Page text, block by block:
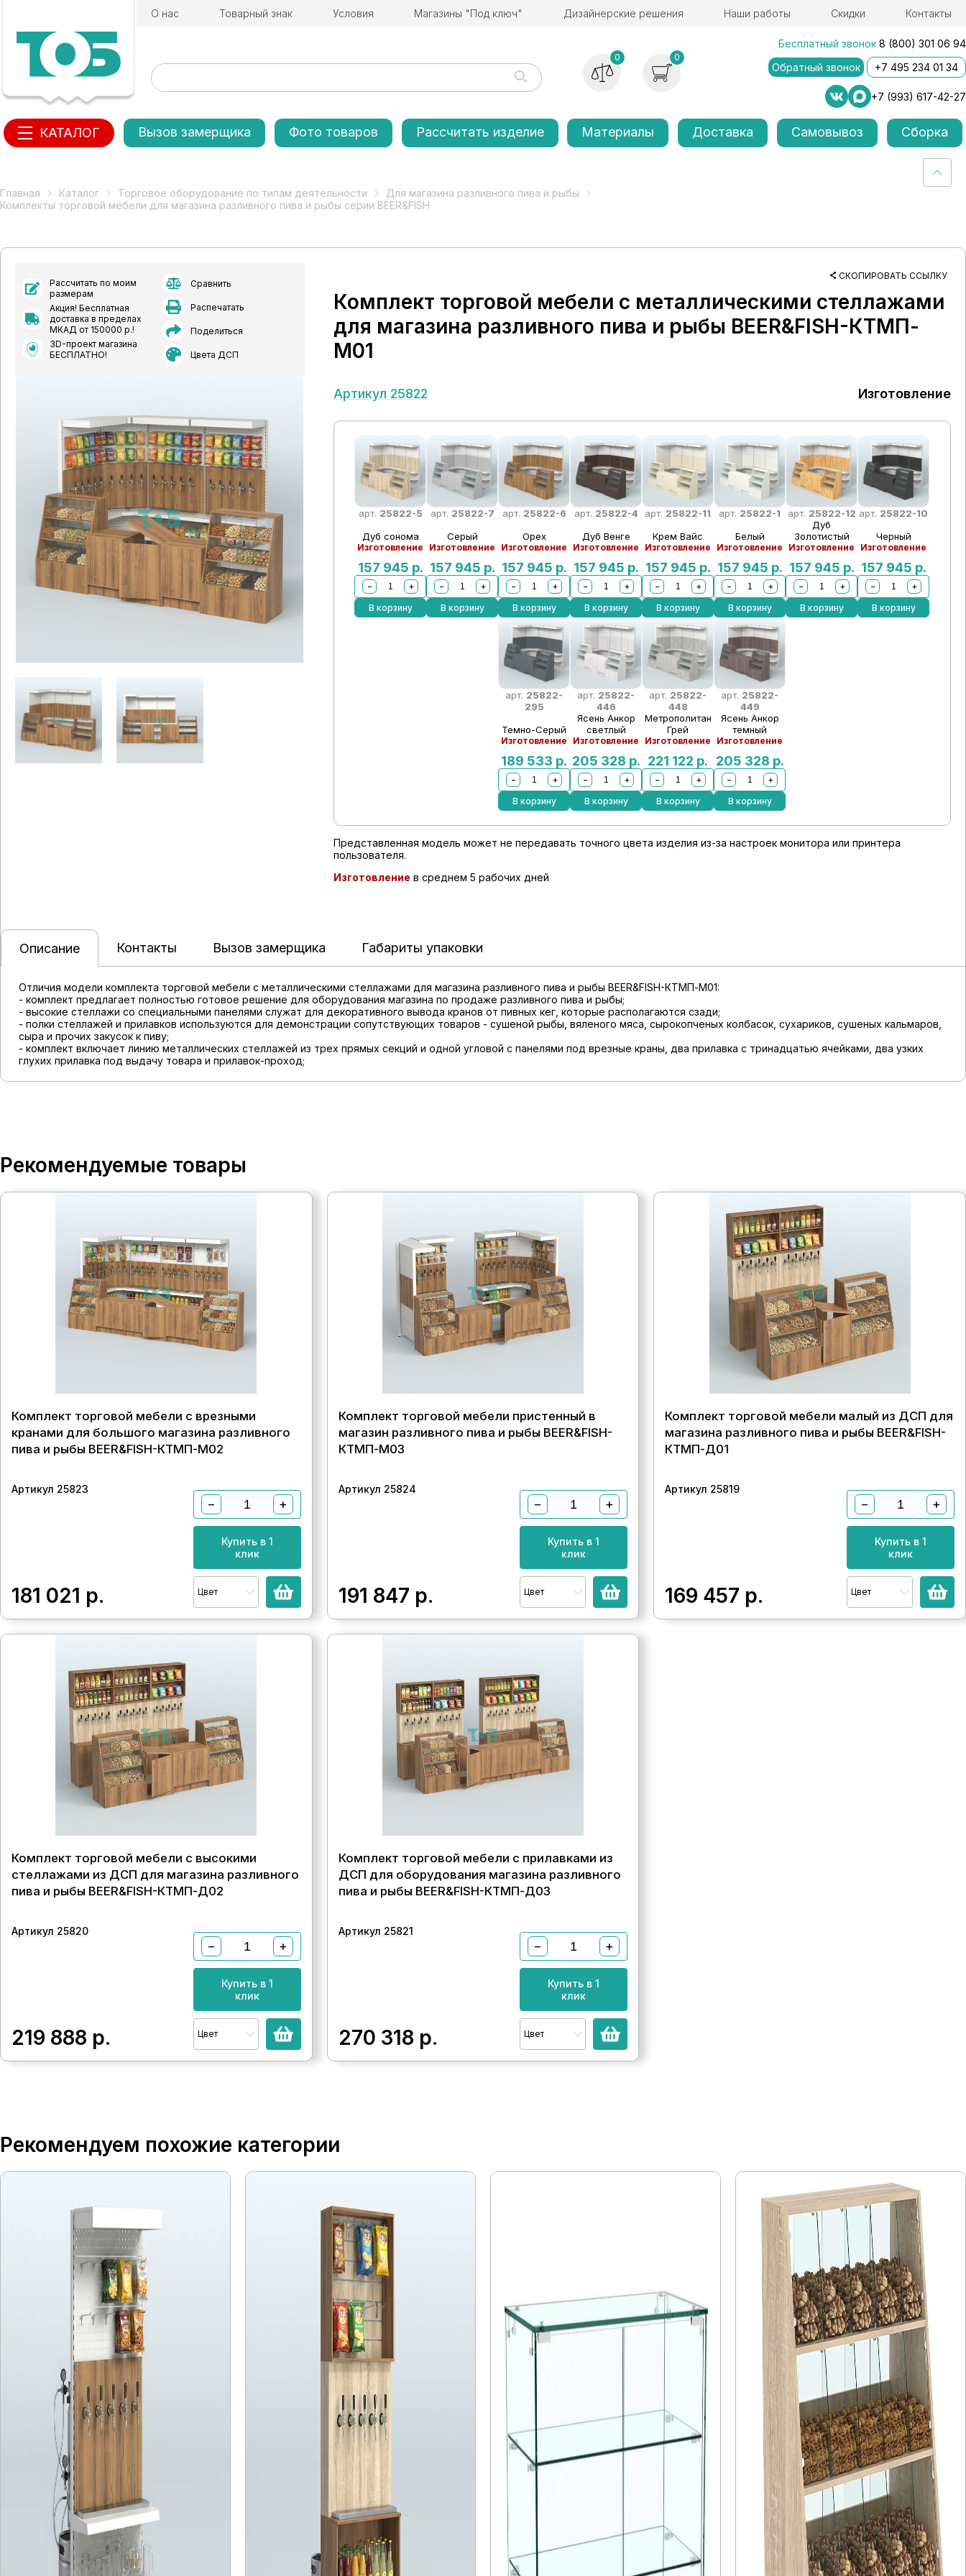
О нас Товарный знак Условия Магазины "Под ключ" Дизайнерские решения Наши работы Скидки Контакты
0 0
Бесплатный звонок 8 (800) 301 06 94
Обратный звонок
+7 495 234 01 34
+7 (993) 617-42-27
КАТАЛОГ Вызов замерщика Фото товаров Рассчитать изделие Материалы Доставка Самовывоз Сборка
Главная Каталог Торговое оборудование по типам деятельности
Для магазина разливного пива и рыбы
Комплекты торговой мебели для магазина разливного пива и рыбы серии BEER&FISH
Рассчитать по моим
размерам
Акция! Бесплатная
доставка в пределах
МКАД от 150000 р.!
3D-проект магазина
БЕСПЛАТНО!
Сравнить
Распечатать
Поделиться
Цвета ДСП
СКОПИРОВАТЬ ССЫЛКУ
Комплект торговой мебели с металлическими стеллажами
для магазина разливного пива и рыбы BEER&FISH-КТМП-
М01
Артикул 25822 Изготовление
арт. 25822-5
Дуб сонома
Изготовление
157 945 р.
−
+
В корзину
арт. 25822-7
Серый
Изготовление
157 945 р.
−
+
В корзину
арт. 25822-6
Орех
Изготовление
157 945 р.
−
+
В корзину
арт. 25822-4
Дуб Венге
Изготовление
157 945 р.
−
+
В корзину
арт. 25822-11
Крем Вайс
Изготовление
157 945 р.
−
+
В корзину
арт. 25822-1
Белый
Изготовление
157 945 р.
−
+
В корзину
арт. 25822-12
Дуб
Золотистый
Изготовление
157 945 р.
−
+
В корзину
арт. 25822-10
Черный
Изготовление
157 945 р.
−
+
В корзину
арт. 25822-
295
Темно-Серый
Изготовление
189 533 р.
−
+
В корзину
арт. 25822-
446
Ясень Анкор
светлый
Изготовление
205 328 р.
−
+
В корзину
арт. 25822-
448
Метрополитан
Грей
Изготовление
221 122 р.
−
+
В корзину
арт. 25822-
449
Ясень Анкор
темный
Изготовление
205 328 р.
−
+
В корзину
Представленная модель может не передавать точного цвета изделия из-за настроек монитора или принтера
пользователя.
Изготовление в среднем 5 рабочих дней
Описание Контакты Вызов замерщика Габариты упаковки
Отличия модели комплекта торговой мебели с металлическими стеллажами для магазина разливного пива и рыбы BEER&FISH-КТМП-М01:
- комплект предлагает полностью готовое решение для оборудования магазина по продаже разливного пива и рыбы;
- высокие стеллажи со специальными панелями служат для декоративного вывода кранов от пивных кег, которые располагаются сзади;
- полки стеллажей и прилавков используются для демонстрации сопутствующих товаров - сушеной рыбы, вяленого мяса, сырокопченых колбасок, сухариков, сушеных кальмаров,
сыра и прочих закусок к пиву;
- комплект включает линию металлических стеллажей из трех прямых секций и одной угловой с панелями под врезные краны, два прилавка с тринадцатью ячейками, два узких
глухих прилавка под выдачу товара и прилавок-проход;
Рекомендуемые товары
Комплект торговой мебели с врезными
кранами для большого магазина разливного
пива и рыбы BEER&FISH-КТМП-М02
Артикул 25823
181 021 р.
− +
Купить в 1
клик
Цвет
Комплект торговой мебели пристенный в
магазин разливного пива и рыбы BEER&FISH-
КТМП-М03
Артикул 25824
191 847 р.
− +
Купить в 1
клик
Цвет
Комплект торговой мебели малый из ДСП для
магазина разливного пива и рыбы BEER&FISH-
КТМП-Д01
Артикул 25819
169 457 р.
− +
Купить в 1
клик
Цвет
Комплект торговой мебели с высокими
стеллажами из ДСП для магазина разливного
пива и рыбы BEER&FISH-КТМП-Д02
Артикул 25820
219 888 р.
− +
Купить в 1
клик
Цвет
Комплект торговой мебели с прилавками из
ДСП для оборудования магазина разливного
пива и рыбы BEER&FISH-КТМП-Д03
Артикул 25821
270 318 р.
− +
Купить в 1
клик
Цвет
Рекомендуем похожие категории